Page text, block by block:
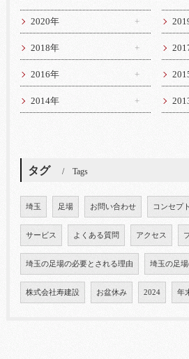
2020年
2018年
2016年
2014年
タグ Tags
埼玉 足場 お問い合わせ コンセプト
サービス よくある質問 アクセス
埼玉の足場の必要とされる理由 埼玉の足
株式会社寿建設 お盆休み 2024 年